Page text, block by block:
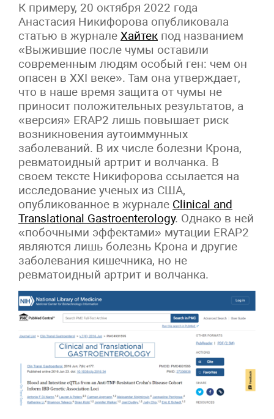
К примеру, 20 октября 2022 года
Анастасия Никифорова опубликовала
статью в журнале Хайтек под названием
«Выжившие после чумы оставили
современным людям особый ген: чем он
опасен в ХХI веке». Там она утверждает,
что в наше время защита от чумы не
приносит положительных результатов, а
«версия» ERAP2 лишь повышает риск
возникновения аутоиммунных
заболеваний. В их числе болезни Крона,
ревматоидный артрит и волчанка. В
своем тексте Никифорова ссылается на
исследование ученых из США,
опубликованное в журнале Clinical and
Translational Gastroenterology. Однако в ней
«побочными эффектами» мутации ERAP2
являются лишь болезнь Крона и другие
заболевания кишечника, но не
ревматоидный артрит и волчанка.